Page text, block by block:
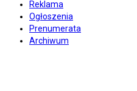
Reklama
Ogłoszenia
Prenumerata
Archiwum